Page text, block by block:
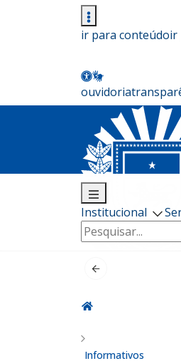
ir para conteúdoir
ouvidoria
Institucional
Pesquisar
por:
Informativos